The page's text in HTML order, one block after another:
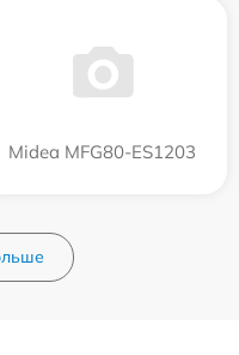
Midea MFG80-ES1203